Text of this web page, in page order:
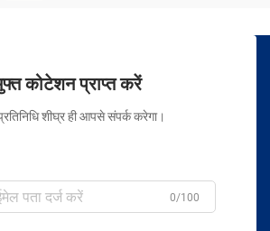
कोटेशन प्राप्त करें
शीघ्र ही आपसे संपर्क करेगा।
0/100